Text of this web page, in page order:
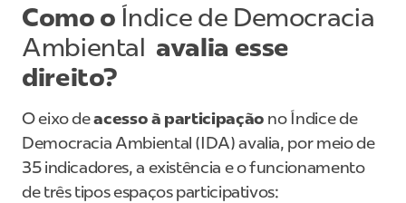
Como o Índice de Democracia
Ambiental avalia esse
direito?
O eixo deacesso à participação no Índice de
Democracia Ambiental (IDA) avalia, por meio de
35 indicadores, a existência e o funcionamento
de três tipos espaços participativos: